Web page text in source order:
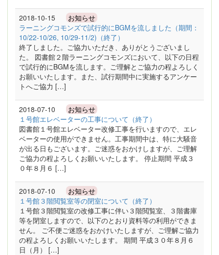
2018-10-15 お知らせ
ラーニングコモンズで試行的にBGMを流しました（期間：
10/22-10/26, 10/29-11/2)（終了）
終了しました。ご協力いただき、ありがとうございまし
た。 図書館２階ラーニングコモンズにおいて、以下の日程
で試行的にBGMを流します。ご理解とご協力の程よろしく
お願いいたします。また、試行期間中に実施するアンケー
トへご協力 […]
2018-07-10 お知らせ
１号館エレベーターの工事について（終了）
図書館１号館エレベーター改修工事を行いますので、エレ
ベーターの使用ができません。工事期間中は、特に大騒音
が出る日もございます。ご迷惑をおかけしますが、ご理解
ご協力の程よろしくお願いいたします。 停止期間 平成３
０年８月６ […]
2018-07-10 お知らせ
１号館３階閲覧室等の閉室について（終了）
１号館３階閲覧室の改修工事に伴い３階閲覧室、３階書庫
等を閉室しますので、以下のとおり資料等の利用ができま
せん。 ご不便ご迷惑をおかけいたしますが、ご理解ご協力
の程よろしくお願いいたします。 期間 平成３０年８月６
日（月） […]